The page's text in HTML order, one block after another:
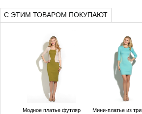
С ЭТИМ ТОВАРОМ ПОКУПАЮТ
Модное платье футляр
Мини-платье из